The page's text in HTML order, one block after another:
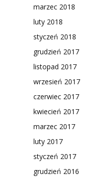
marzec 2018
luty 2018
styczeń 2018
grudzień 2017
listopad 2017
wrzesień 2017
czerwiec 2017
kwiecień 2017
marzec 2017
luty 2017
styczeń 2017
grudzień 2016